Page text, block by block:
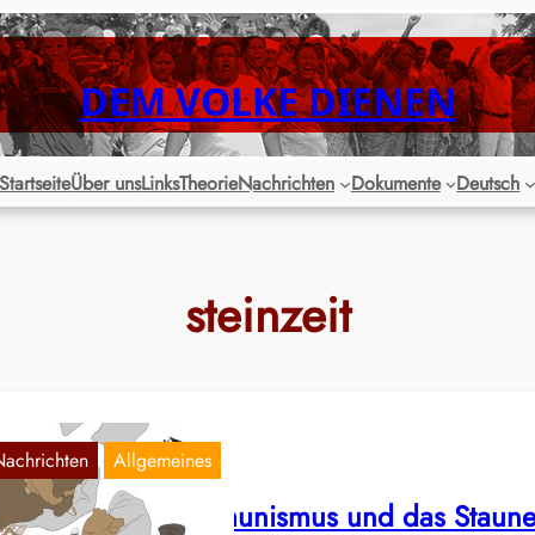
DEM VOLKE DIENEN
StartseiteÜber unsLinksTheorieNachrichten Dokumente Deutsch
steinzeit
Allgemeines
Urkommunismus und das